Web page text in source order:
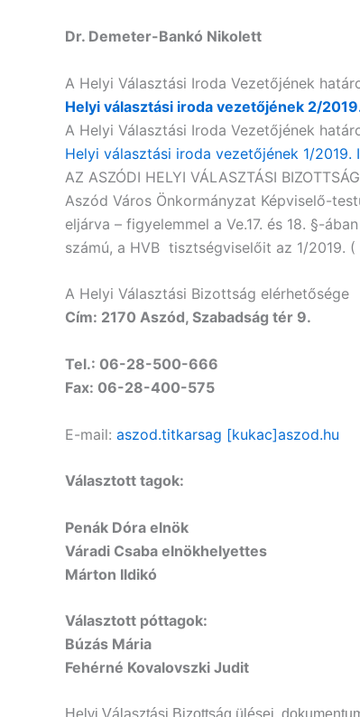
Dr. Demeter-Bankó Nikolett
A Helyi Választási Iroda Vezetőjének
Helyi választási iroda vezetőjének 2/
A Helyi Választási Iroda Vezetőjének
Helyi választási iroda vezetőjének 1/2019.
AZ ASZÓDI HELYI VÁLASZTÁSI
Aszód Város Önkormányzat Képviselő-
eljárva – figyelemmel a Ve.17. és 18. §-
számú, a HVB tisztségviselőit az 1/2019.
A Helyi Választási Bizottság elérhetősége
Cím: 2170 Aszód, Szabadság tér 9.
Tel.: 06-28-500-666
Fax: 06-28-400-575
E-mail: aszod.titkarsag [kukac]aszod.hu
Választott tagok:
Penák Dóra elnök
Váradi Csaba elnökhelyettes
Márton Ildikó
Választott póttagok:
Búzás Mária
Fehérné Kovalovszki Judit
Helyi Választási Bizottság ülései,